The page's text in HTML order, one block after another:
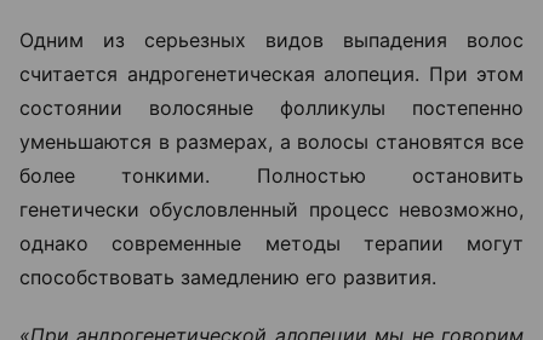
Одним из серьезных видов выпадения волос
считается андрогенетическая алопеция. При этом
состоянии волосяные фолликулы постепенно
уменьшаются в размерах, а волосы становятся все
более тонкими. Полностью остановить
генетически обусловленный процесс невозможно,
однако современные методы терапии могут
способствовать замедлению его развития.